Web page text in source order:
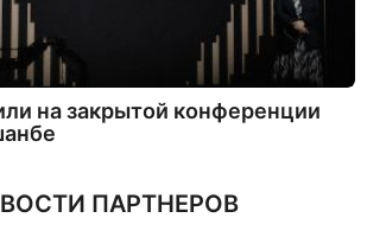
на закрытой конференции
ПАРТНЕРОВ